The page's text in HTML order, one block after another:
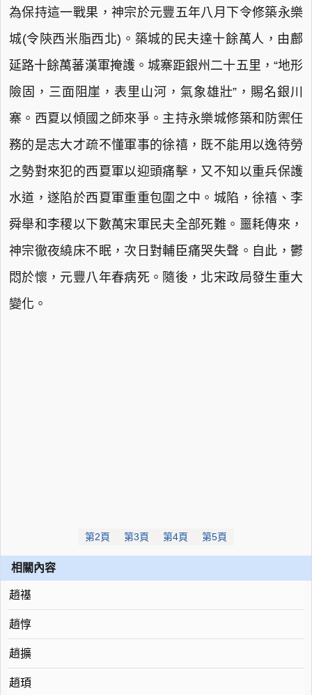
為保持這一戰果，神宗於元豐五年八月下令修築永樂
城(令陝西米脂西北)。築城的民夫達十餘萬人，由鄜
延路十餘萬蕃漢軍掩護。城寨距銀州二十五里，“地形
險固，三面阻崖，表里山河，氣象雄壯”，賜名銀川
寨。西夏以傾國之師來爭。主持永樂城修築和防禦任
務的是志大才疏不懂軍事的徐禧，既不能用以逸待勞
之勢對來犯的西夏軍以迎頭痛擊，又不知以重兵保護
水道，遂陷於西夏軍重重包圍之中。城陷，徐禧、李
舜舉和李稷以下數萬宋軍民夫全部死難。噩耗傳來，
神宗徹夜繞床不眠，次日對輔臣痛哭失聲。自此，鬱
悶於懷，元豐八年春病死。隨後，北宋政局發生重大
變化。
第2頁 第3頁 第4頁 第5頁
相關內容
趙禥
趙惇
趙擴
趙頊